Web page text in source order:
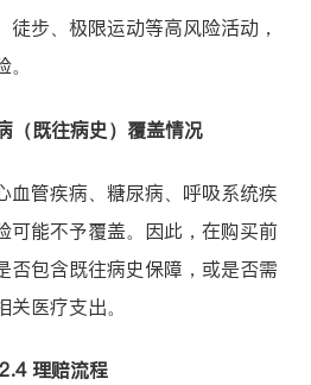
步、极限运动等高风险活动，
（既往病史）覆盖情况
血管疾病、糖尿病、呼吸系统疾
可能不予覆盖。因此，在购买前
否包含既往病史保障，或是否需
医疗支出。
理赔流程